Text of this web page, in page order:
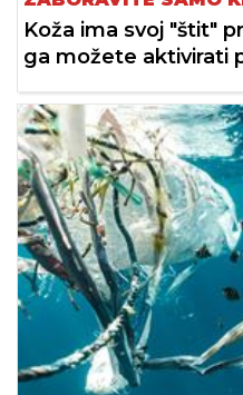
Koža ima svoj "štit"
ga možete aktivirati